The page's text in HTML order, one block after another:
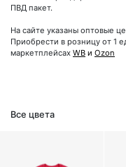
ПВД пакет.
На сайте указаны оптовые
Приобрести в розницу от 1
маркетплейсах WB и Ozon
Все цвета